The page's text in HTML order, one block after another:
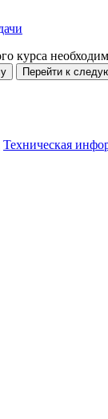
курса
Перейти к
Техническая